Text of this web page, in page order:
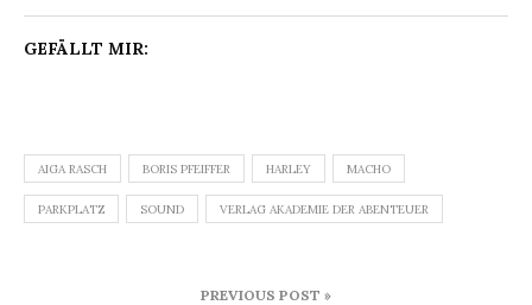
GEFÄLLT MIR:
AIGA RASCH BORIS PFEIFFER HARLEY MACHO
PARKPLATZ SOUND VERLAG AKADEMIE DER ABENTEUER
PREVIOUS POST »